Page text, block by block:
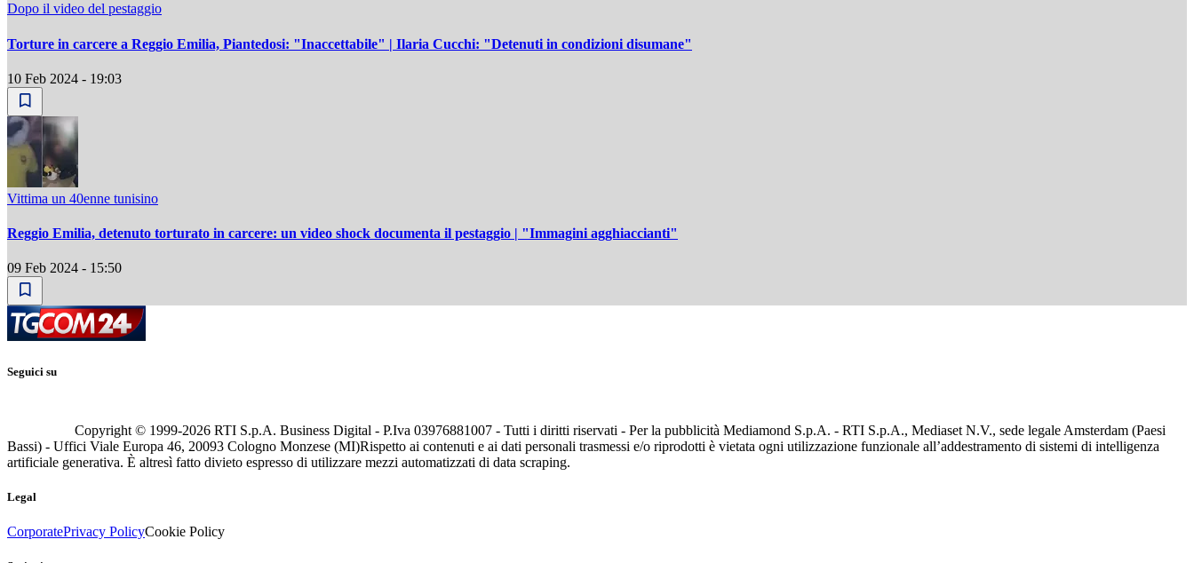
Dopo il video del pestaggio
Torture in carcere a Reggio Emilia, Piantedosi: "Inaccettabile" | Ilaria Cucchi: "Detenuti in condizioni disumane"
10 Feb 2024 - 19:03
Vittima un 40enne tunisino
Reggio Emilia, detenuto torturato in carcere: un video shock documenta il pestaggio | "Immagini agghiaccianti"
09 Feb 2024 - 15:50
Seguici su
Copyright © 1999-2026 RTI S.p.A. Business Digital - P.Iva 03976881007 - Tutti i diritti riservati - Per la pubblicità Mediamond S.p.A. - RTI S.p.A., Mediaset N.V., sede legale Amsterdam (Paesi
Bassi) - Uffici Viale Europa 46, 20093 Cologno Monzese (MI)Rispetto ai contenuti e ai dati personali trasmessi e/o riprodotti è vietata ogni utilizzazione funzionale all’addestramento di sistemi di intelligenza
artificiale generativa. È altresì fatto divieto espresso di utilizzare mezzi automatizzati di data scraping.
Legal
CorporatePrivacy PolicyCookie Policy